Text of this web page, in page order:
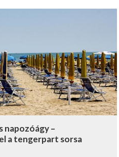
napozóágy –
a tengerpart sorsa